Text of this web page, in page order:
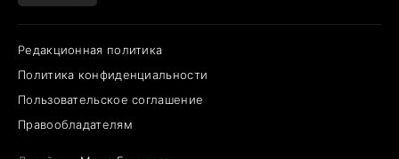
Редакционная политика
Политика конфиденциальности
Пользовательское соглашение
Правообладателям